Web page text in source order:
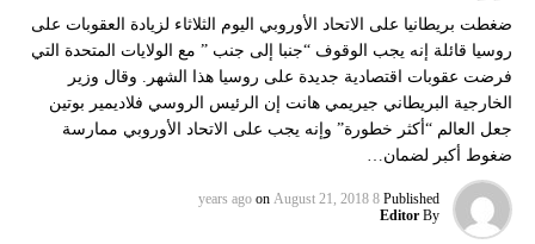
ضغطت بريطانيا على الاتحاد الأوروبي اليوم الثلاثاء لزيادة العقوبات على
روسيا قائلة إنه يجب الوقوف “جنبا إلى جنب ” مع الولايات المتحدة التي
فرضت عقوبات اقتصادية جديدة على روسيا هذا الشهر. وقال وزير
الخارجية البريطاني جيريمي هانت إن الرئيس الروسي فلاديمير بوتين
جعل العالم “أكثر خطورة” وإنه يجب على الاتحاد الأوروبي ممارسة
ضغوط أكبر لضمان…
Published
8 years ago
on August 21, 2018
By
Editor